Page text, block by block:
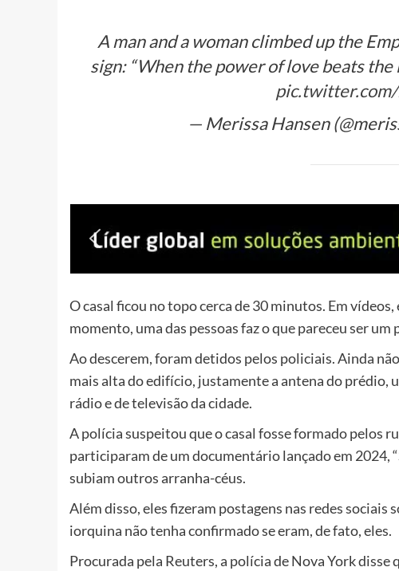
A man and a woman climbed up the
sign: “When the power of love beats
— Merissa Hansen
O casal ficou no topo cerca de 30 minutos. Em
momento, uma das pessoas faz o que pareceu ser
Ao descerem, foram detidos pelos policiais. Ainda
mais alta do edifício, justamente a antena do prédio,
rádio e de televisão da cidade.
A polícia suspeitou que o casal fosse formado pelos
participaram de um documentário lançado em 2024,
subiam outros arranha-céus.
Além disso, eles fizeram postagens nas redes
iorquina não tenha confirmado se eram, de fato, eles.
Procurada pela Reuters, a polícia de Nova York